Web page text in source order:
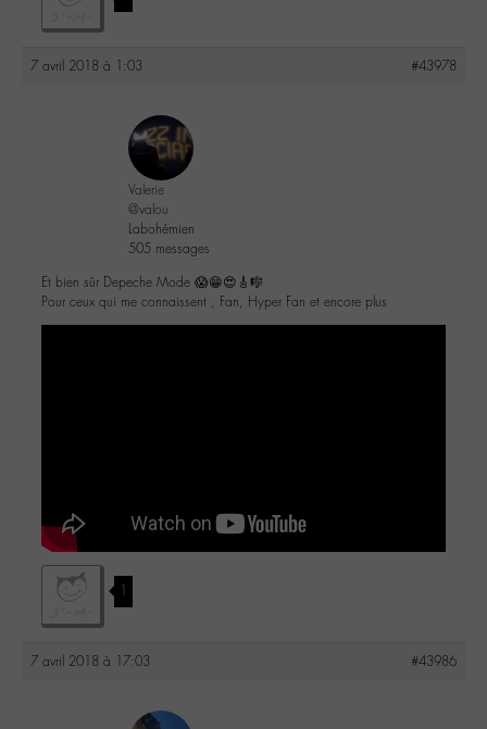
7 avril 2018 à 1:03 #43978
Valerie
@valou
Labohémien
505 messages
Et bien sûr Depeche Mode 😱😁😍🎸🎼
Pour ceux qui me connaissent , Fan, Hyper Fan et encore plus
1
7 avril 2018 à 17:03 #43986